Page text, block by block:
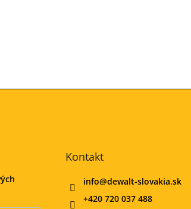
Kontakt
info@dewalt-slovakia.sk
+420 720 037 488